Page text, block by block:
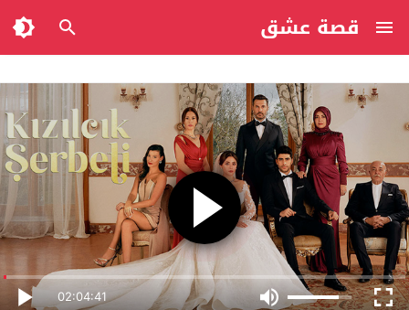
قصة عشق
02:04:41